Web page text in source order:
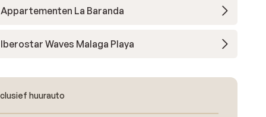
Appartementen La Baranda
Iberostar Waves Malaga Playa
huurauto